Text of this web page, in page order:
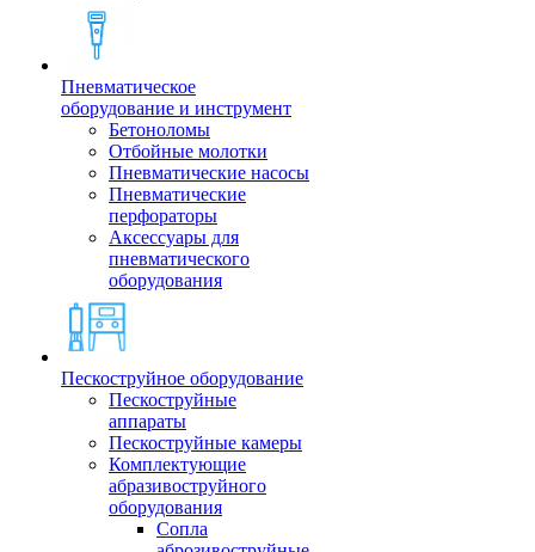
Пневматическое
оборудование и инструмент
Бетоноломы
Отбойные молотки
Пневматические насосы
Пневматические
перфораторы
Аксессуары для
пневматического
оборудования
Пескоструйное оборудование
Пескоструйные
аппараты
Пескоструйные камеры
Комплектующие
абразивоструйного
оборудования
Сопла